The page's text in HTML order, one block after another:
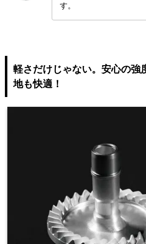
す。
軽さだけじゃない。安心の強
地も快適！